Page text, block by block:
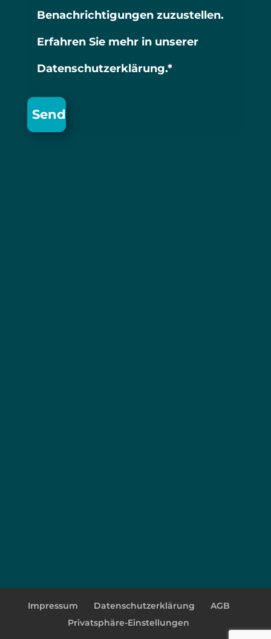
Benachrichtigungen zuzustellen.
Erfahren Sie mehr in unserer
Datenschutzerklärung.*
Impressum Datenschutzerklärung
AGB
Privatsphäre-Einstellungen